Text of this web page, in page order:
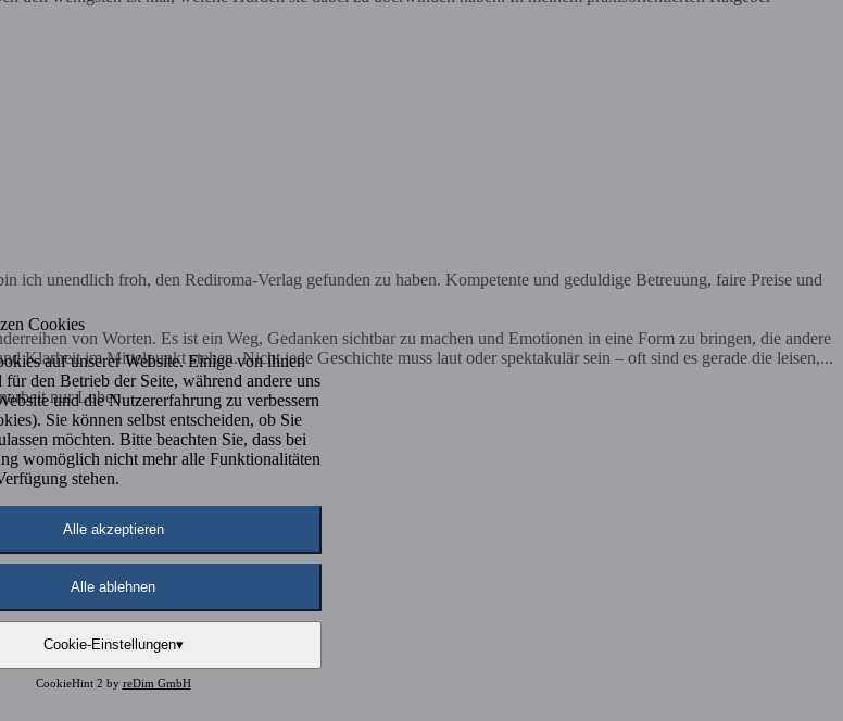
ich unendlich froh, den Rediroma-Verlag gefunden zu haben. Kompetente und geduldige Betreuung, faire Preise und
von Worten. Es ist ein Weg, Gedanken sichtbar zu machen und Emotionen in eine Form zu bringen, die andere
Klarheit im Mittelpunkt stehen. Nicht jede Geschichte muss laut oder spektakulär sein – oft sind es gerade die leisen,...
nur Loben....
Cookies
auf unserer Website. Einige von ihnen
für den Betrieb der Seite, während andere uns
und die Nutzererfahrung zu verbessern
Sie können selbst entscheiden, ob Sie
möchten. Bitte beachten Sie, dass bei
womöglich nicht mehr alle Funktionalitäten
stehen.
Alle akzeptieren
Alle ablehnen
Cookie-Einstellungen▾
CookieHint 2 by reDim GmbH